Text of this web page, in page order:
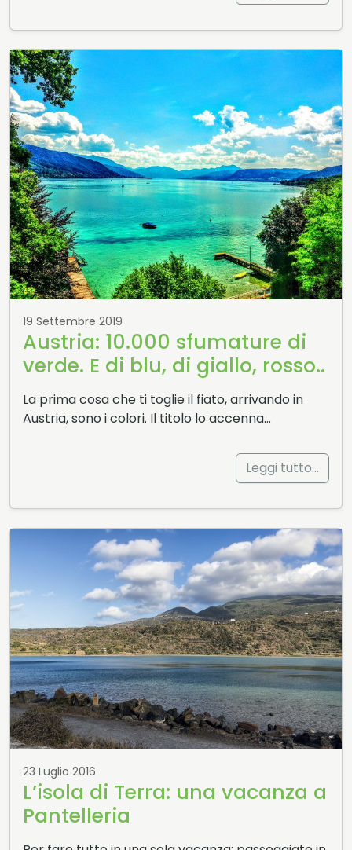
19 Settembre 2019
Austria: 10.000 sfumature di
verde. E di blu, di giallo, rosso..
La prima cosa che ti toglie il fiato, arrivando in
Austria, sono i colori. Il titolo lo accenna…
Leggi tutto…
23 Luglio 2016
L’isola di Terra: una vacanza a
Pantelleria